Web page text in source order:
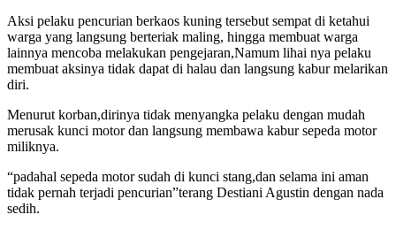
Aksi pelaku pencurian berkaos kuning tersebut sempat di ketahui
warga yang langsung berteriak maling, hingga membuat warga
lainnya mencoba melakukan pengejaran,Namum lihai nya pelaku
membuat aksinya tidak dapat di halau dan langsung kabur melarikan
diri.
Menurut korban,dirinya tidak menyangka pelaku dengan mudah
merusak kunci motor dan langsung membawa kabur sepeda motor
miliknya.
“padahal sepeda motor sudah di kunci stang,dan selama ini aman
tidak pernah terjadi pencurian”terang Destiani Agustin dengan nada
sedih.